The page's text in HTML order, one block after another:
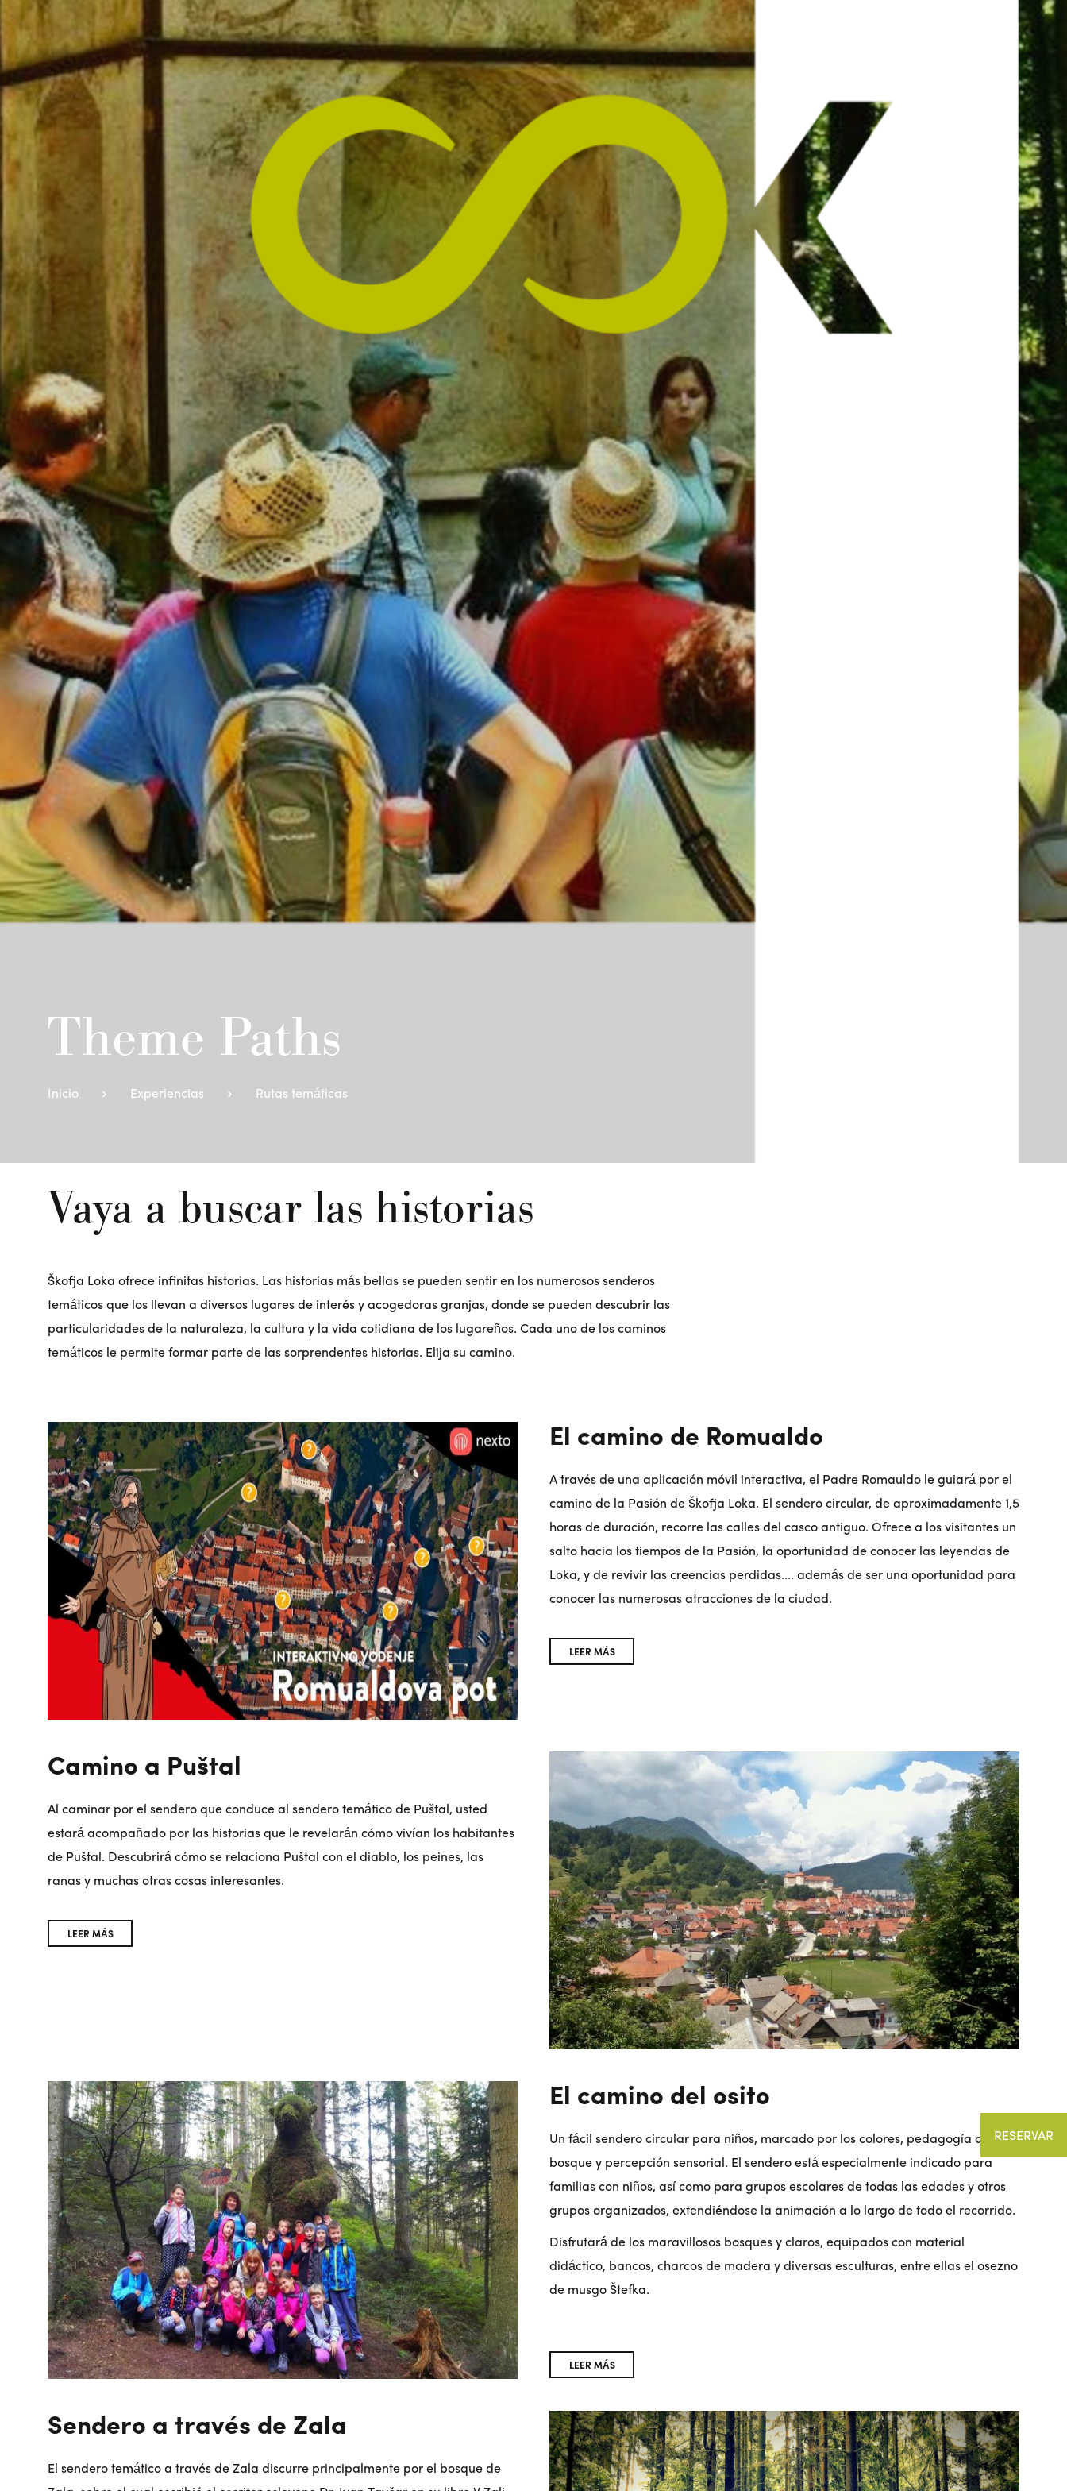
RESERVAR
Theme Paths
Inicio Experiencias Rutas temáticas
Vaya a buscar las historias
Škofja Loka ofrece infinitas historias. Las historias más bellas se pueden sentir en los numerosos senderos
temáticos que los llevan a diversos lugares de interés y acogedoras granjas, donde se pueden descubrir las
particularidades de la naturaleza, la cultura y la vida cotidiana de los lugareños. Cada uno de los caminos
temáticos le permite formar parte de las sorprendentes historias. Elija su camino.
El camino de Romualdo
A través de una aplicación móvil interactiva, el Padre Romauldo le guiará por el
camino de la Pasión de Škofja Loka. El sendero circular, de aproximadamente 1,5
horas de duración, recorre las calles del casco antiguo. Ofrece a los visitantes un
salto hacia los tiempos de la Pasión, la oportunidad de conocer las leyendas de
Loka, y de revivir las creencias perdidas.... además de ser una oportunidad para
conocer las numerosas atracciones de la ciudad.
LEER MÁS
Camino a Puštal
Al caminar por el sendero que conduce al sendero temático de Puštal, usted
estará acompañado por las historias que le revelarán cómo vivían los habitantes
de Puštal. Descubrirá cómo se relaciona Puštal con el diablo, los peines, las
ranas y muchas otras cosas interesantes.
LEER MÁS
El camino del osito
Un fácil sendero circular para niños, marcado por los colores, pedagogía del
bosque y percepción sensorial. El sendero está especialmente indicado para
familias con niños, así como para grupos escolares de todas las edades y otros
grupos organizados, extendiéndose la animación a lo largo de todo el recorrido.
Disfrutará de los maravillosos bosques y claros, equipados con material
didáctico, bancos, charcos de madera y diversas esculturas, entre ellas el osezno
de musgo Štefka.
LEER MÁS
Sendero a través de Zala
El sendero temático a través de Zala discurre principalmente por el bosque de